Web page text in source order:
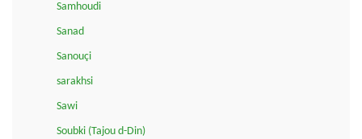
Samhoudi
Sanad
Sanouçi
sarakhsi
Sawi
Soubki (Tajou d-Din)